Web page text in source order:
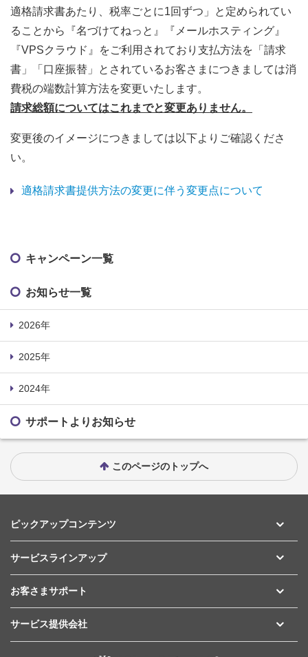
適格請求書あたり、税率ごとに1回ずつ」と定められてい
ることから『名づけてねっと』『メールホスティング』
『VPSクラウド』をご利用されており支払方法を「請求
書」「口座振替」とされているお客さまにつきましては消
費税の端数計算方法を変更いたします。
請求総額についてはこれまでと変更ありません。
変更後のイメージにつきましては以下よりご確認くださ
い。
適格請求書提供方法の変更に伴う変更点について
キャンペーン一覧
お知らせ一覧
2026年
2025年
2024年
サポートよりお知らせ
このページのトップへ
ピックアップコンテンツ
サービスラインアップ
お客さまサポート
サービス提供会社